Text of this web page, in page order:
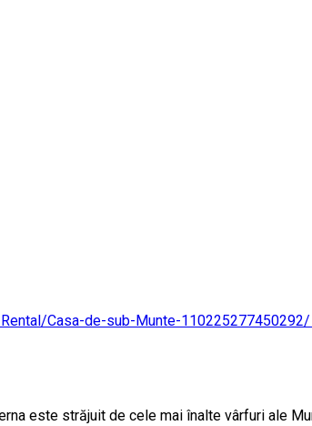
Casa-de-sub-Munte-110225277450292/
este străjuit de cele mai înalte vârfuri ale